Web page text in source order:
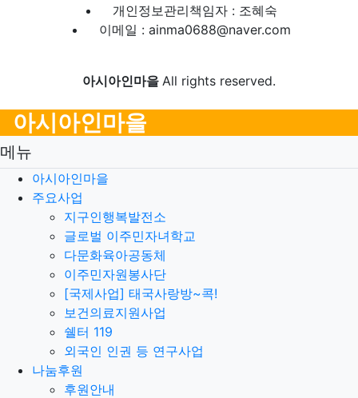
개인정보관리책임자 : 조혜숙
이메일 : ainma0688@naver.com
아시아인마을 All rights reserved.
아시아인마을
메뉴
아시아인마을
주요사업
지구인행복발전소
글로벌 이주민자녀학교
다문화육아공동체
이주민자원봉사단
[국제사업] 태국사랑방~콕!
보건의료지원사업
쉘터 119
외국인 인권 등 연구사업
나눔후원
후원안내